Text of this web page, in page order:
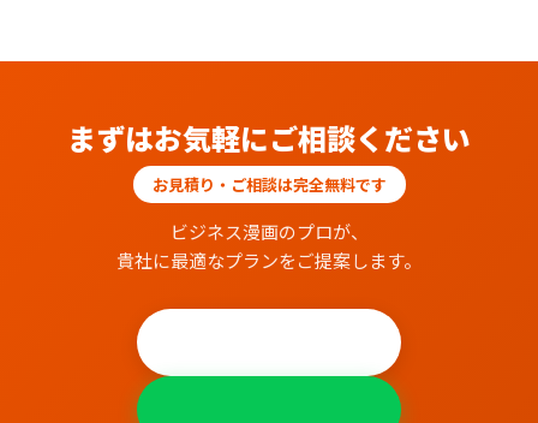
まずはお気軽にご相談ください
お見積り・ご相談は完全無料です
ビジネス漫画のプロが、
貴社に最適なプランをご提案します。